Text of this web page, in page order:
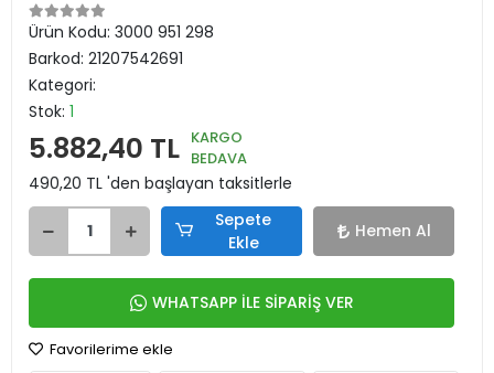
Ürün Kodu: 3000 951 298
Barkod: 21207542691
Kategori:
Stok: 1
5.882,40 TL KARGO
BEDAVA
490,20 TL 'den başlayan taksitlerle
Sepete
Ekle
Hemen Al
WHATSAPP İLE SİPARİŞ VER
Favorilerime ekle